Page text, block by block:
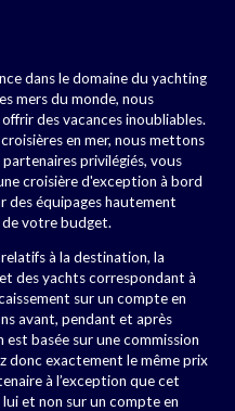
dans le domaine du yachting
mers du monde, nous
des vacances inoubliables.
en mer, nous mettons
privilégiés, vous
croisière d'exception à bord
des équipages hautement
de votre budget.
à la destination, la
des yachts correspondant à
sur un compte en
avant, pendant et après
basée sur une commission
donc exactement le même prix
à l’exception que cet
et non sur un compte en